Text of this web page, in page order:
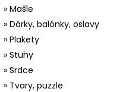
» Mašle
» Dárky, balónky, oslavy
» Plakety
» Stuhy
» Srdce
» Tvary, puzzle